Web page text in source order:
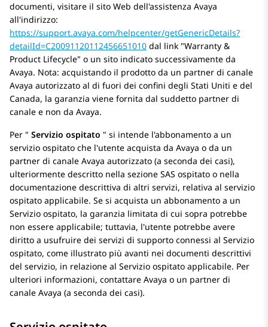
documenti, visitare il sito Web dell'assistenza Avaya
all'indirizzo:
https://support.avaya.com/helpcenter/getGenericDetails?
detailId=C20091120112456651010 dal link Warranty &
Product Lifecycle o un sito indicato successivamente da
Avaya. Nota: acquistando il prodotto da un partner di canale
Avaya autorizzato al di fuori dei confini degli Stati Uniti e del
Canada, la garanzia viene fornita dal suddetto partner di
canale e non da Avaya.
Per
Servizio ospitato
si intende l'abbonamento a un
servizio ospitato che l'utente acquista da Avaya o da un
partner di canale Avaya autorizzato (a seconda dei casi),
ulteriormente descritto nella sezione SAS ospitato o nella
documentazione descrittiva di altri servizi, relativa al servizio
ospitato applicabile. Se si acquista un abbonamento a un
Servizio ospitato, la garanzia limitata di cui sopra potrebbe
non essere applicabile; tuttavia, l'utente potrebbe avere
diritto a usufruire dei servizi di supporto connessi al Servizio
ospitato, come illustrato più avanti nei documenti descrittivi
del servizio, in relazione al Servizio ospitato applicabile. Per
ulteriori informazioni, contattare Avaya o un partner di
canale Avaya (a seconda dei casi).